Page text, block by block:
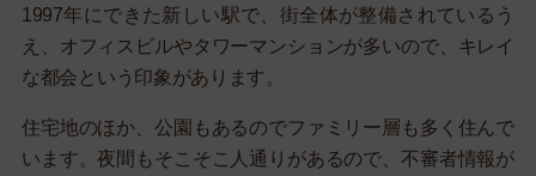
1997年にできた新しい駅で、街全体が整備されているう
え、オフィスビルやタワーマンションが多いので、キレイ
な都会という印象があります。
住宅地のほか、公園もあるのでファミリー層も多く住んで
います。夜間もそこそこ人通りがあるので、不審者情報が